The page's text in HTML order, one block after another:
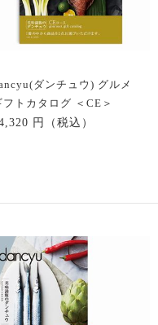
ダンチュウ) グルメ
フトカタログ ＜CE＞
円（税込）